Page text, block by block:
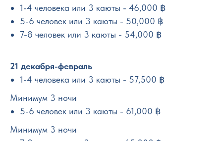
1-4 человека или 3 каюты - 46,000 ฿
5-6 человек или 3 каюты - 50,000 ฿
7-8 человек или 3 каюты - 54,000 ฿
21 декабря-февраль
1-4 человека или 3 каюты - 57,500 ฿
Минимум 3 ночи
5-6 человек или 3 каюты - 61,000 ฿
Минимум 3 ночи